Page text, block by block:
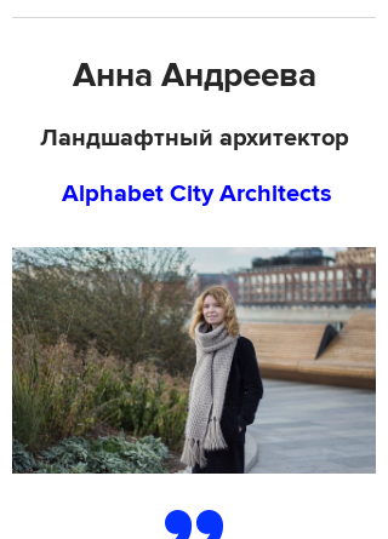
Анна Андреева
Ландшафтный архитектор
Alphabet City Architects